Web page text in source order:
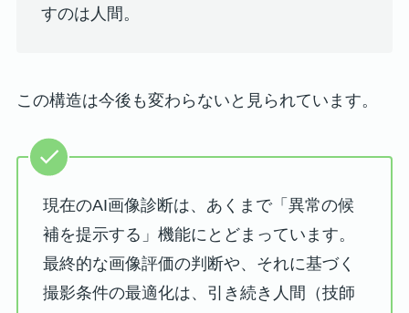
すのは人間。
この構造は今後も変わらないと見られています。
現在のAI画像診断は、あくまで「異常の候
補を提示する」機能にとどまっています。
最終的な画像評価の判断や、それに基づく
撮影条件の最適化は、引き続き人間（技師